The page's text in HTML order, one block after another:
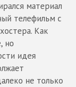
материал
телефильм с
Как
но
идея
не только